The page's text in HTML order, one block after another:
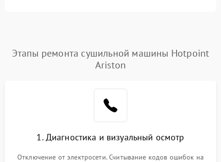
Этапы ремонта сушильной машины Hotpoint
Ariston
1. Диагностика и визуальный осмотр
Отключение от электросети. Считывание кодов ошибок на